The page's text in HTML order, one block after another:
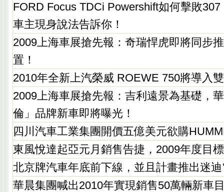
FORD Focus TDCi Powershift如何擊敗
車主現身說法告訴你！
2009上海車展搶先報：奇瑞悍虎即將同步
置！
2010年全新上汽榮威 ROEWE 750將導入
2009上海車展搶先報：吉利遠景為基礎，
倫」品牌新車即將曝光！
四川汽車工業集團開價五億美元欲購
東風悅達起亞元月銷售告捷，2009年度目
北京牌汽車年底前下線，並且計畫推出迷
華晨集團喊出2010年實現銷售50萬輛新車